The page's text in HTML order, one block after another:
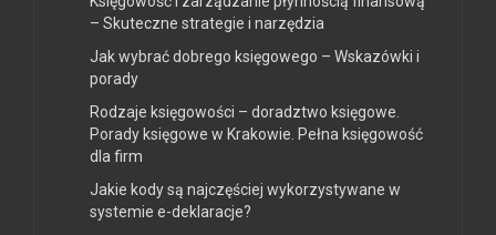
– Skuteczne strategie i narzędzia
Jak wybrać dobrego księgowego – Wskazówki i
porady
Rodzaje księgowości – doradztwo księgowe.
Porady księgowe w Krakowie. Pełna księgowość
dla firm
Jakie kody są najczęściej wykorzystywane w
systemie e-deklaracje?